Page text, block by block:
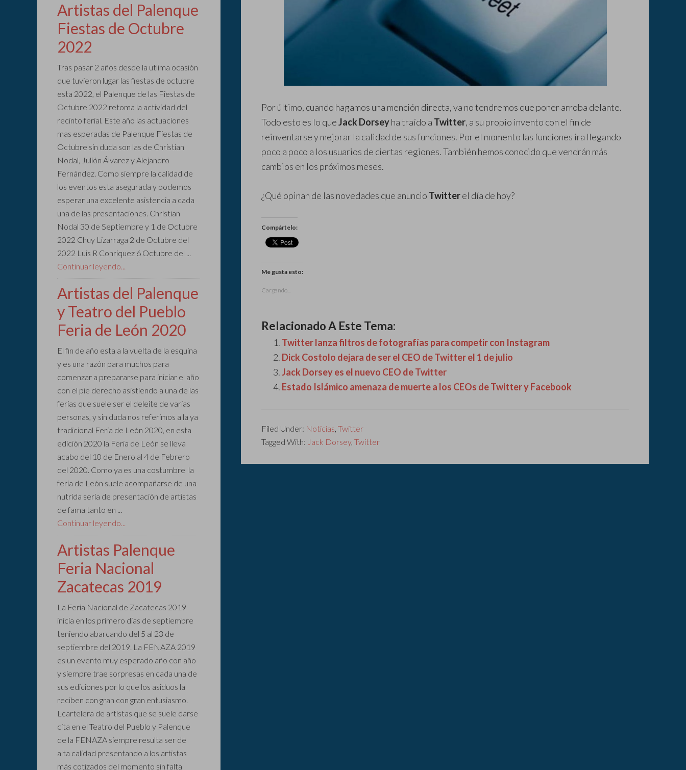
Por último, cuando hagamos una mención directa, ya no tendremos que poner arroba delante.
Todo esto es lo queJack Dorseyha traído a Twitter, a su propio invento con el fin de
reinventarse y mejorar la calidad de sus funciones. Por el momento las funciones ira llegando
poco a poco a los usuarios de ciertas regiones. También hemos conocido que vendrán más
cambios en los próximos meses.
¿Qué opinan de las novedades que anuncio Twitterel día de hoy?
Compártelo:
Me gusta esto:
Cargando...
Relacionado A Este Tema:
Twitter lanza filtros de fotografías para competir con Instagram
Dick Costolo dejara de ser el CEO de Twitter el 1 de julio
Jack Dorsey es el nuevo CEO de Twitter
Estado Islámico amenaza de muerte a los CEOs de Twitter y Facebook
Filed Under: Noticias, Twitter
Tagged With: Jack Dorsey, Twitter
Artistas del Palenque
Fiestas de Octubre
2022
Tras pasar 2 años desde la utlima ocasión
que tuvieron lugar las fiestas de octubre
esta 2022, el Palenque de las Fiestas de
Octubre 2022 retoma la actividad del
recinto ferial. Este año las actuaciones
mas esperadas de Palenque Fiestas de
Octubre sin duda son las de Christian
Nodal, Julión Álvarez y Alejandro
Fernández. Como siempre la calidad de
los eventos esta asegurada y podemos
esperar una excelente asistencia a cada
una de las presentaciones. Christian
Nodal 30 de Septiembre y 1 de Octubre
2022 Chuy Lizarraga 2 de Octubre del
2022 Luis R Conriquez 6 Octubre del ...
Continuar leyendo...
Artistas del Palenque
y Teatro del Pueblo
Feria de León 2020
El fin de año esta a la vuelta de la esquina
y es una razón para muchos para
comenzar a prepararse para iniciar el año
con el pie derecho asistiendo a una de las
ferias que suele ser el deleite de varias
personas, y sin duda nos referimos a la ya
tradicional Feria de León 2020, en esta
edición 2020 la Feria de León se lleva
acabo del 10 de Enero al 4 de Febrero
del 2020. Como ya es una costumbre la
feria de León suele acompañarse de una
nutrida seria de presentación de artistas
de fama tanto en ...
Continuar leyendo...
Artistas Palenque
Feria Nacional
Zacatecas 2019
La Feria Nacional de Zacatecas 2019
inicia en los primero días de septiembre
teniendo abarcando del 5 al 23 de
septiembre del 2019. La FENAZA 2019
es un evento muy esperado año con año
y siempre trae sorpresas en cada una de
sus ediciones por lo que los asiduos la
reciben con gran con gran entusiasmo.
Lcartelera de artistas que se suele darse
cita en el Teatro del Pueblo y Palenque
de la FENAZA siempre resulta ser de
alta calidad presentando a los artistas
más cotizados del momento sin falta